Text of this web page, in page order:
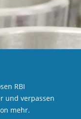
RBI
und verpassen
mehr.